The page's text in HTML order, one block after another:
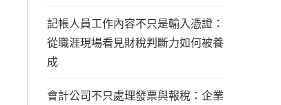
記帳人員工作內容不只是輸入憑證：
從職涯現場看見財稅判斷力如何被養
成
會計公司不只處理發票與報稅：企業